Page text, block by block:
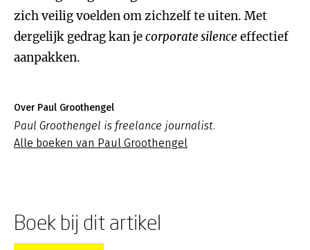
zich veilig voelden om zichzelf te uiten. Met
dergelijk gedrag kan jecorporate silence effectief
aanpakken.
Over Paul Groothengel
Paul Groothengel is freelance journalist.
Alle boeken van Paul Groothengel
Boek bij dit artikel